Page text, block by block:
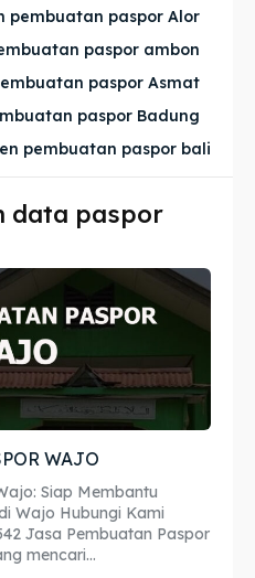
pembuatan paspor Alor
paspor ambon
paspor Asmat
paspor Badung
pembuatan paspor bali
data paspor
WAJO
Siap Membantu
Wajo Hubungi Kami
mencari...